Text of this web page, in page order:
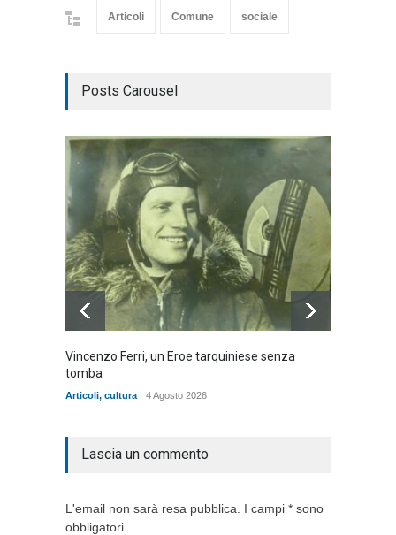
Articoli Comune sociale
Posts Carousel
Vincenzo Ferri, un Eroe tarquiniese senza
tomba
Articoli, cultura 4 Agosto 2026
Lascia un commento
L'email non sarà resa pubblica. I campi * sono
obbligatori